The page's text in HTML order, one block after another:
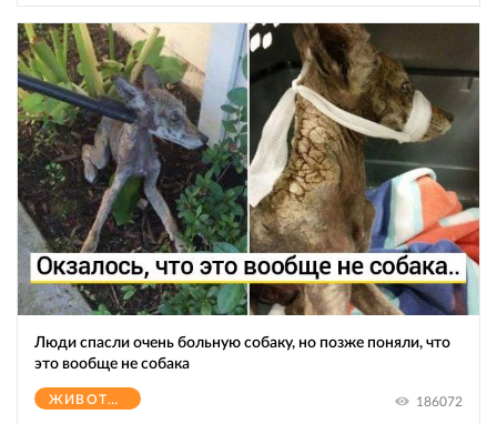
Люди спасли очень больную собаку, но позже поняли, что
это вообще не собака
ЖИВОТНЫЕ 186072